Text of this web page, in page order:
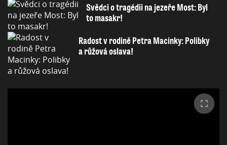
Svědci o tragédii na jezeře Most: Byl
to masakr!
Radost v rodině Petra Macinky: Polibky
a růžová oslava!